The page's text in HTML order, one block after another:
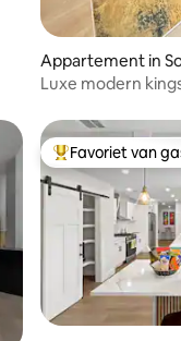
Appartement in
Luxe modern
Topfavoriet van
Favoriet van